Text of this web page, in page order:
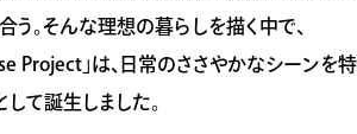
う。そんな理想の暮らしを描く中で、
Project」は、日常のささやかなシーンを特
て誕生しました。